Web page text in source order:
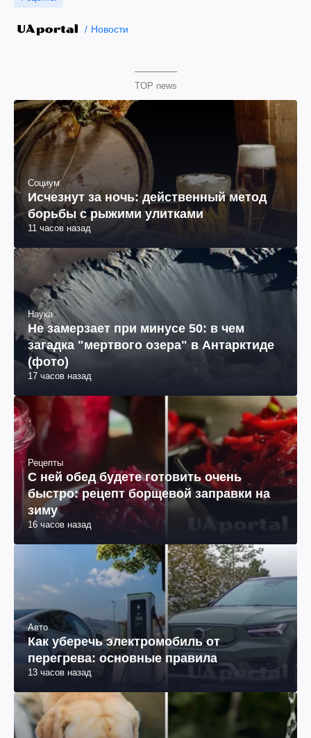
Новости
TOP news
Социум
Исчезнут за ночь: действенный метод
борьбы с рыжими улитками
11 часов назад
Наука
Не замерзает при минусе 50: в чем
загадка "мертвого озера" в Антарктиде
(фото)
17 часов назад
Рецепты
С ней обед будете готовить очень
быстро: рецепт борщевой заправки на
зиму
16 часов назад
Авто
Как уберечь электромобиль от
перегрева: основные правила
13 часов назад